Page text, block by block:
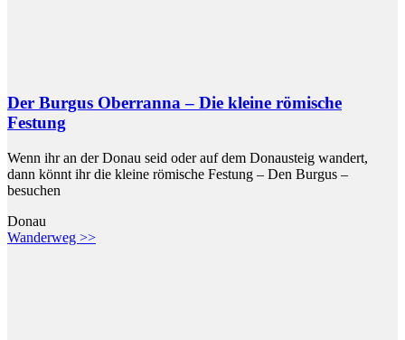
Der Burgus Oberranna – Die kleine römische
Festung
Wenn ihr an der Donau seid oder auf dem Donausteig wandert,
dann könnt ihr die kleine römische Festung – Den Burgus –
besuchen
Donau
Wanderweg >>